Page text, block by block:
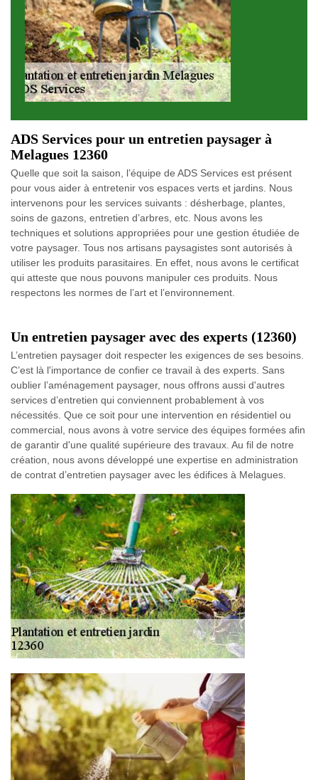
ADS Services pour un entretien paysager à
Melagues 12360
Quelle que soit la saison, l’équipe de ADS Services est présent
pour vous aider à entretenir vos espaces verts et jardins. Nous
intervenons pour les services suivants : désherbage, plantes,
soins de gazons, entretien d’arbres, etc. Nous avons les
techniques et solutions appropriées pour une gestion étudiée de
votre paysager. Tous nos artisans paysagistes sont autorisés à
utiliser les produits parasitaires. En effet, nous avons le certificat
qui atteste que nous pouvons manipuler ces produits. Nous
respectons les normes de l’art et l’environnement.
Un entretien paysager avec des experts (12360)
L’entretien paysager doit respecter les exigences de ses besoins.
C’est là l'importance de confier ce travail à des experts. Sans
oublier l’aménagement paysager, nous offrons aussi d'autres
services d’entretien qui conviennent probablement à vos
nécessités. Que ce soit pour une intervention en résidentiel ou
commercial, nous avons à votre service des équipes formées afin
de garantir d'une qualité supérieure des travaux. Au fil de notre
création, nous avons développé une expertise en administration
de contrat d’entretien paysager avec les édifices à Melagues.